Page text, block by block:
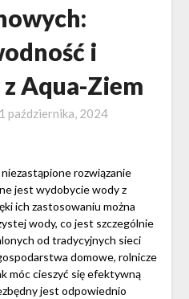
i
Aqua-Ziem
października, 2024
rozwiązanie
jest wydobycie wody z
ich zastosowaniu można
wody, co jest szczególnie
od tradycyjnych sieci
domowe, rolnicze
móc cieszyć się efektywną
jest odpowiednio